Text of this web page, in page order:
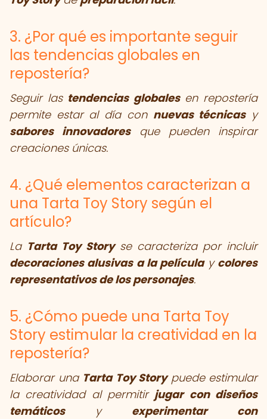
3. ¿Por qué es importante seguir
las tendencias globales en
repostería?
Seguir las tendencias globalesen repostería
permite estar al día con nuevas técnicasy
sabores innovadoresque pueden inspirar
creaciones únicas.
4. ¿Qué elementos caracterizan a
una Tarta Toy Story según el
artículo?
La Tarta Toy Storyse caracteriza por incluir
decoraciones alusivas a la películay colores
representativos de los personajes.
5. ¿Cómo puede una Tarta Toy
Story estimular la creatividad en la
repostería?
Elaborar una Tarta Toy Storypuede estimular
la creatividad al permitir jugar con diseños
temáticosy experimentar con